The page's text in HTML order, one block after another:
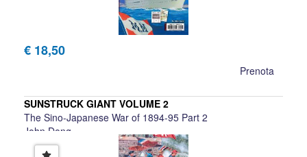
€ 18,50
Prenota
SUNSTRUCK GIANT VOLUME 2
The Sino-Japanese War of 1894-95 Part 2
John Dong